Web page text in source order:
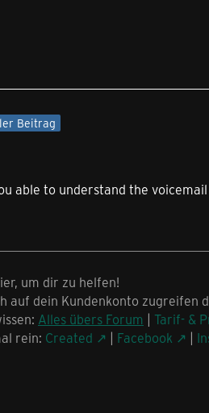
Beitrag
able to understand the
um dir zu helfen!
auf dein Kundenkonto zugreifen
Alles übers Forum | Tarif- &
rein: Created | Facebook |